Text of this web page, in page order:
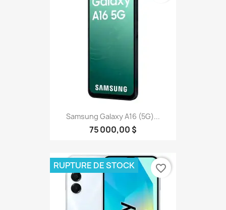
Samsung Galaxy A16 (5G)...
75 000,00 $
RUPTURE DE STOCK favorite_border